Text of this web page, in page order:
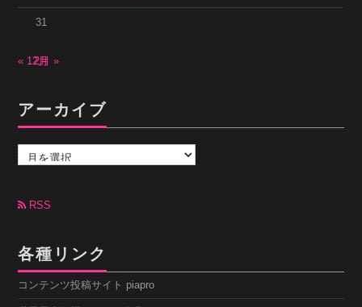
31
« 12月2月 »
アーカイブ
カ
ブRSS
各種リンク
コンテンツ投稿サイト piapro